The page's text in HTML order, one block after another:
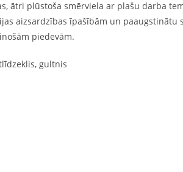
ātri plūstoša smērviela ar plašu darba
aizsardzības īpašībām un paaugstinātu
piedevām.
gultnis